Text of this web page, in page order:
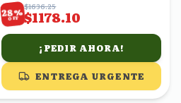
28%
OFF
$1636.25
$1178.10
¡PEDIR AHORA!
ENTREGA URGENTE